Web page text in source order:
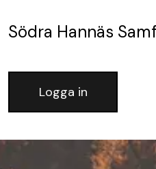
Södra Hannäs Samf
Logga in